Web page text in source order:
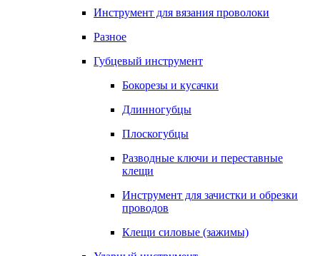
Инструмент для вязания проволоки
Разное
Губцевый инструмент
Бокорезы и кусачки
Длинногубцы
Плоскогубцы
Разводные ключи и переставные
клещи
Инструмент для зачистки и обрезки
проводов
Клещи силовые (зажимы)